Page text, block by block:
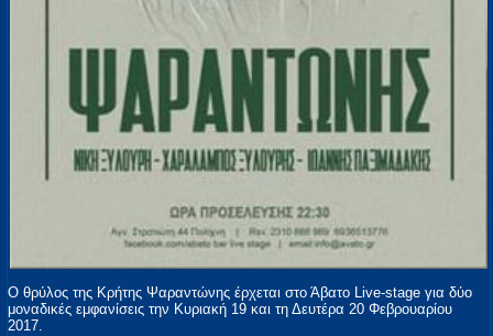
Ο θρύλος της Κρήτης Ψαραντώνης έρχεται στο Άβατο Live-stage για δύο
μοναδικές εμφανίσεις την Κυριακή 19 και τη Δευτέρα 20 Φεβρουαρίου
2017.